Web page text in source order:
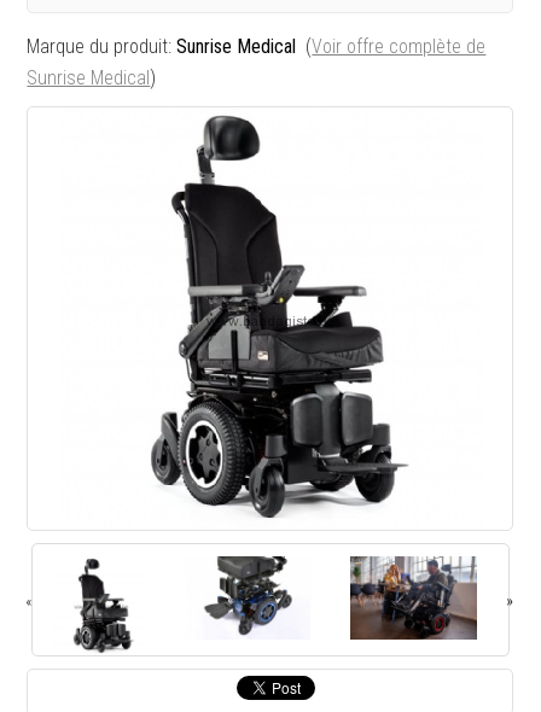
Marque du produit:Sunrise Medical (Voir offre complète de
Sunrise Medical)